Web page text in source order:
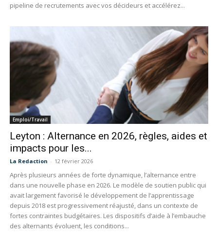
pipeline de recrutements avec vos décideurs et accélérez...
Emploi/Travail
Leyton : Alternance en 2026, règles, aides et
impacts pour les...
La Redaction - 12 février 2026
Après plusieurs années de forte dynamique, l’alternance entre
dans une nouvelle phase en 2026. Le modèle de soutien public qui
avait largement favorisé le développement de l’apprentissage
depuis 2018 est progressivement réajusté, dans un contexte de
fortes contraintes budgétaires. Les dispositifs d’aide à l’embauche
des alternants évoluent, les conditions...